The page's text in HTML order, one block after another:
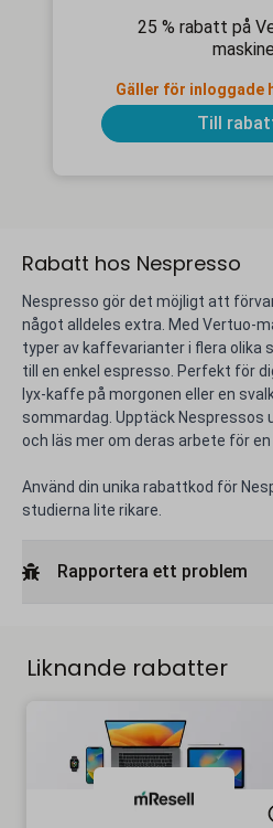
25 % rabatt på
Gäller för inloggade
Till
Rabatt hos Nespresso
Nespresso gör det möjligt att
något alldeles extra. Med Vertuo-
typer av kaffevarianter i flera olika
till en enkel espresso. Perfekt för
lyx-kaffe på morgonen eller en
sommardag. Upptäck Nespressos
och läs mer om deras arbete för
Använd din unika rabattkod för
studierna lite rikare.
Rapportera ett problem
Liknande rabatter